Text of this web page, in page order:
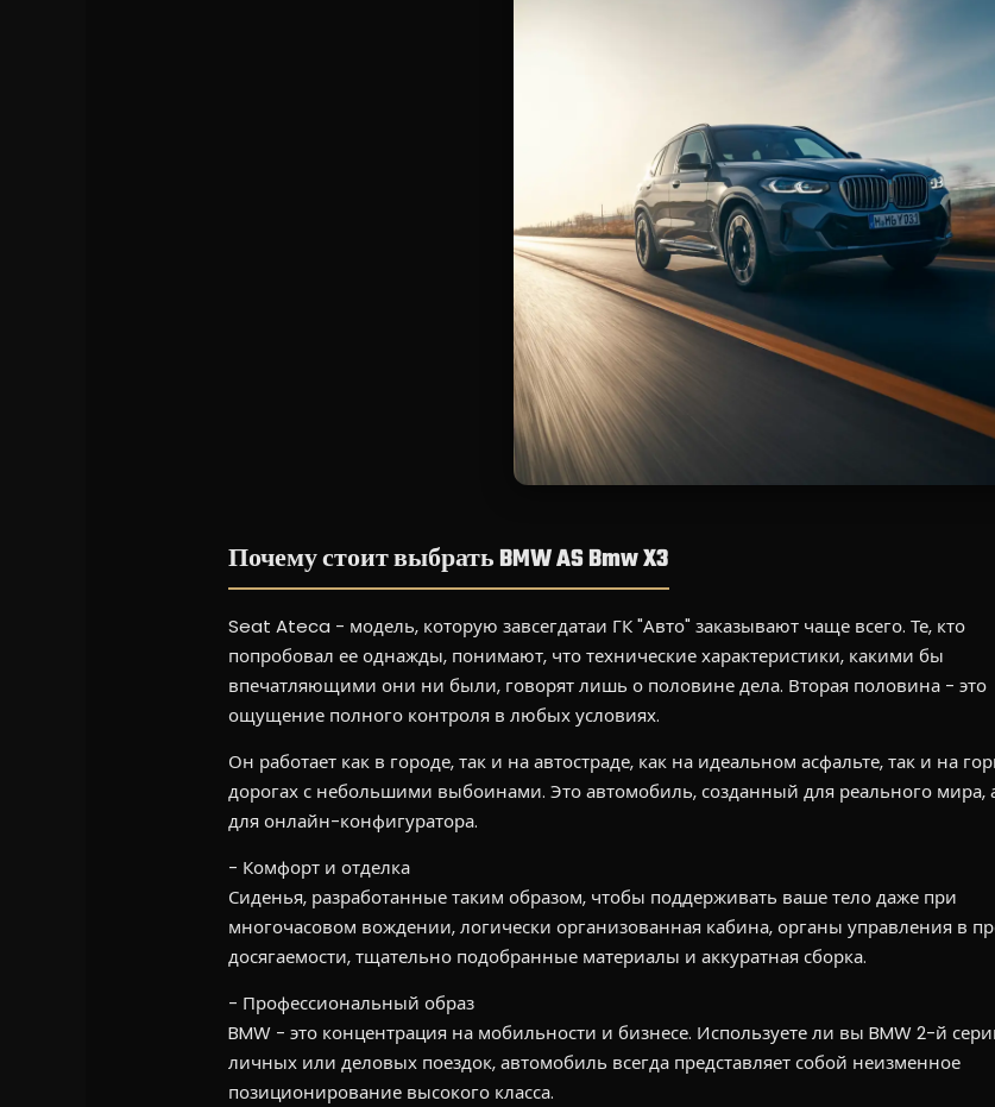
Почему стоит выбрать BMW AS Bmw X3
Seat Ateca - модель, которую завсегдатаи ГК "Авто" заказывают чаще всего. Те, кто
попробовал ее однажды, понимают, что технические характеристики, какими бы
впечатляющими они ни были, говорят лишь о половине дела. Вторая половина - это
ощущение полного контроля в любых условиях.
Он работает как в городе, так и на автостраде, как на идеальном асфальте, так и на
дорогах с небольшими выбоинами. Это автомобиль, созданный для реального мира,
для онлайн-конфигуратора.
- Комфорт и отделка
Сиденья, разработанные таким образом, чтобы поддерживать ваше тело даже при
многочасовом вождении, логически организованная кабина, органы управления в
досягаемости, тщательно подобранные материалы и аккуратная сборка.
- Профессиональный образ
BMW - это концентрация на мобильности и бизнесе. Используете ли вы BMW 2-й
личных или деловых поездок, автомобиль всегда представляет собой неизменное
позиционирование высокого класса.